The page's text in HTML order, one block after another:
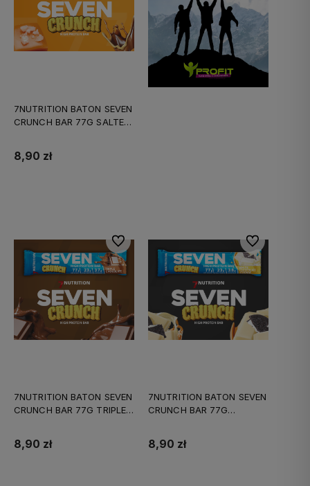
7NUTRITION BATON SEVEN
CRUNCH BAR 77G SALTED
8,90 zł
7NUTRITION BATON SEVEN
CRUNCH BAR 77G TRIPLE
8,90 zł
Do ulubionych
7NUTRITION BATON SEVEN
CRUNCH BAR 77G
8,90 zł
Do ulubionych